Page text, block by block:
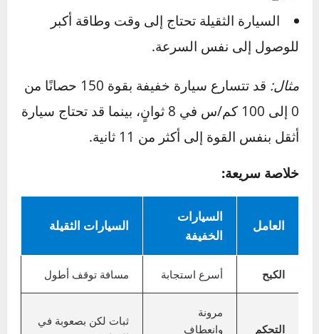
3⃣ استهلاك الوقود
احتاجت إلى طاقة أكبر لتحريكها . والنتيجة:
سيارات خفيفة=استهلاك وقود أقل
التسارع أو عند القيادة صعودًا.
لذلك تحاول شركات السيارات اليوم خفض الوزن
باستخدام مواد خفيفة مثل الألمنيوم والكربون فايبر.